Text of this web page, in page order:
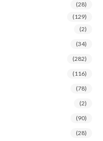
(28)
(129)
(2)
(34)
(282)
(116)
(78)
(2)
(90)
(28)